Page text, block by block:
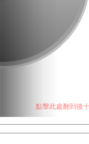
點擊此處翻到後